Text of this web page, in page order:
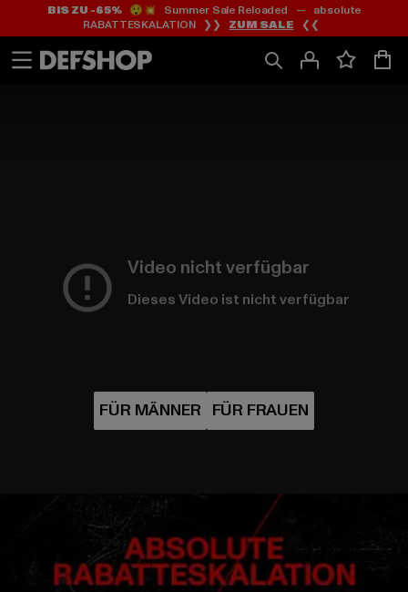
Zum
Inhalt
springen
Zum
Fußzeile
springen
BIS ZU -65%😲💥 Summer Sale Reloaded — absolute
RABATTESKALATION ❯❯ ZUM SALE ❮❮
Video nicht verfügbar
Dieses Video ist nicht verfügbar